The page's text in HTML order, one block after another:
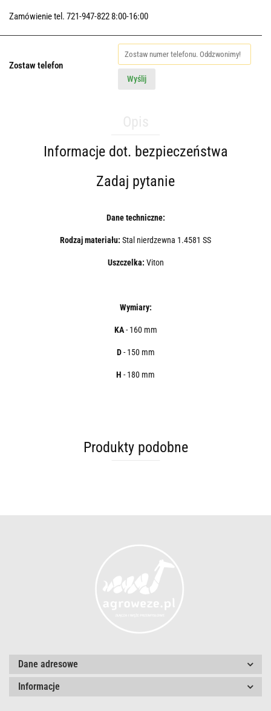
Zamówienie tel. 721-947-822 8:00-16:00
Zostaw telefon
Wyślij
Informacje dot. bezpieczeństwa
Zadaj pytanie
Dane techniczne:
Rodzaj materiału: Stal nierdzewna 1.4581 SS
Uszczelka: Viton
Wymiary:
KA- 160 mm
D- 150 mm
H - 180 mm
Produkty podobne
Dane adresowe
Informacje